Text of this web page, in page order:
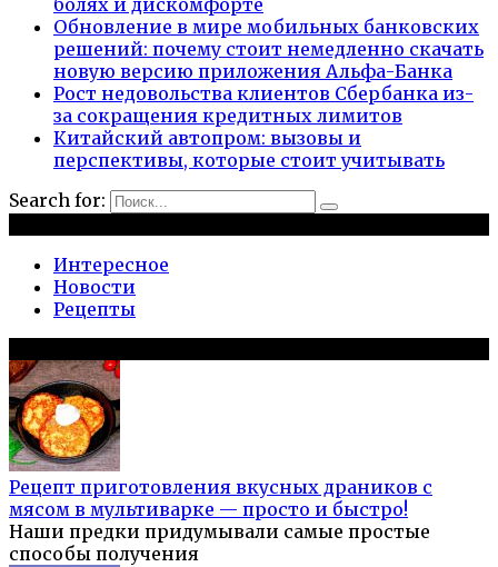
болях и дискомфорте
Обновление в мире мобильных банковских
решений: почему стоит немедленно скачать
новую версию приложения Альфа-Банка
Рост недовольства клиентов Сбербанка из-
за сокращения кредитных лимитов
Китайский автопром: вызовы и
перспективы, которые стоит учитывать
Search for:
Интересное
Новости
Рецепты
Рецепт приготовления вкусных драников с
мясом в мультиварке — просто и быстро!
Наши предки придумывали самые простые
способы получения